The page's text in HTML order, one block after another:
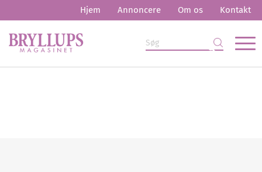
Hjem Annoncere Om os Kontakt